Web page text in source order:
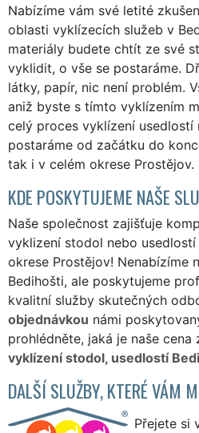
Nabízíme vám své letité
oblasti vyklízecích služeb v
materiály budete chtít ze své
vyklidit, o vše se postaráme.
látky, papír, nic není problém.
aniž byste s tímto vyklízením
celý proces vyklízení usedlostí
postaráme od začátku do
tak i v celém okrese Prostějov.
KDE POSKYTUJEME NAŠE
Naše společnost zajišťuje
vyklizení stodol nebo
okrese Prostějov! Nenabízíme
Bedihošti, ale poskytujeme
kvalitní služby skutečných
objednávkou námi
prohlédněte, jaká je naše
vyklízení stodol, usedlostí
DALŠÍ SLUŽBY, KTERÉ VÁM
Přejete si